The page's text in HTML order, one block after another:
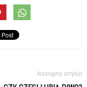
Następny artykuł